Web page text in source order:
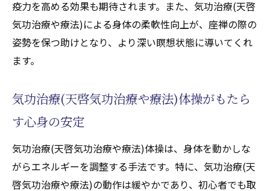
座禅による精神統一の重要性
気功治療(天啓気功治療や療法)と座禅が健康
に与えるインパクト
気功治療(天啓気功治療や療法)の実践と座禅
の効果的な組み合わせ
気功治療(天啓気功治療や療法)気を通じた心
身体の調和
気功治療(天啓気功治療や療法)と座禅の実践が
疫力を高める効果も期待されます。また、気功治療(天啓
気功治療や療法)による身体の柔軟性向上が、座禅の際の
姿勢を保つ助けとなり、より深い瞑想状態に導いてくれ
ます。
気功治療(天啓気功治療や療法)体操がもたら
す心身の安定
気功治療(天啓気功治療や療法)体操は、身体を動かしな
がらエネルギーを調整する手法です。特に、気功治療(天
啓気功治療や療法)の動作は緩やかであり、初心者でも取